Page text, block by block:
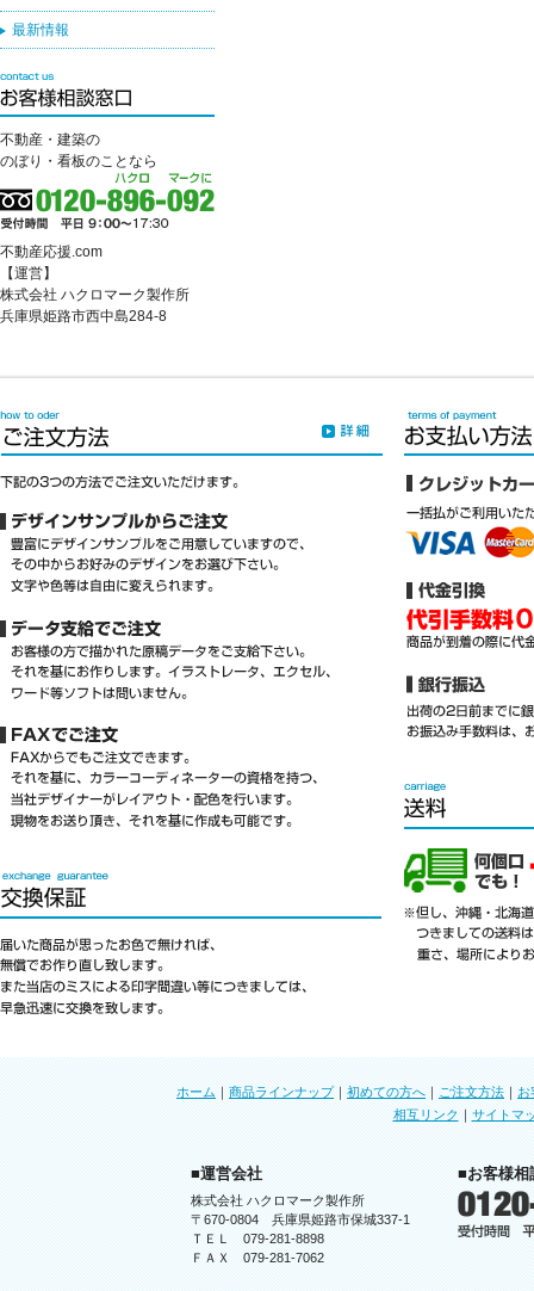
最新情報
不動産・建築の
のぼり・看板のことなら
不動産応援.com
【運営】
株式会社 ハクロマーク製作所
兵庫県姫路市西中島284-8
ホーム ｜ 商品ラインナップ｜ 初めての方へ ｜ ご注文方法 ｜ お
相互リンク ｜ サイトマ
■運営会社
株式会社 ハクロマーク製作所
〒670-0804 兵庫県姫路市保城337-1
ＴＥＬ 079-281-8898
ＦＡＸ 079-281-7062
■お客様相